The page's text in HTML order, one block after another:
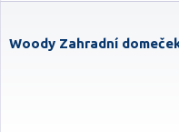
Woody Zahradní